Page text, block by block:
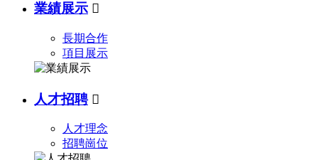
業績展示 
長期合作
項目展示
人才招聘 
人才理念
招聘崗位